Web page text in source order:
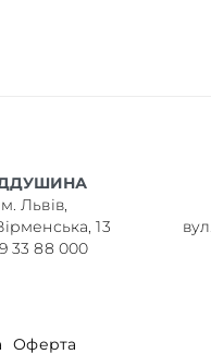
м. Львів,
13
33 88 000
Оферта